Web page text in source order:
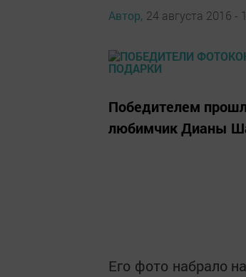
Автор, 24 августа 2016 -
Победителем
любимчик Дианы
Его фото набрало